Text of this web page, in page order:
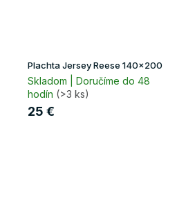
Plachta Jersey Reese 140x200
Skladom | Doručíme do 48
hodín (>3 ks)
25 €